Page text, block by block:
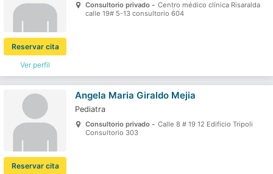
Ver perfil
Reservar cita
Consultorio privado - Centro médico clínica Risaralda
calle 19# 5-13 consultorio 604
Reservar cita
Angela Maria Giraldo Mejia
Pediatra
Consultorio privado - Calle 8 # 19 12 Edificio Tripoli
Consultorio 303